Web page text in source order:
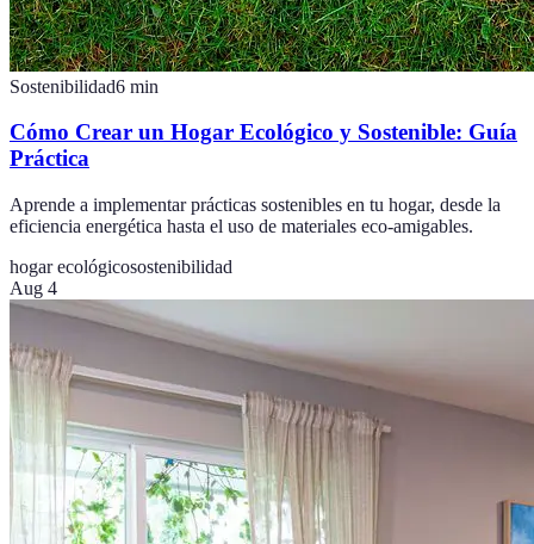
Sostenibilidad6 min
Cómo Crear un Hogar Ecológico y Sostenible: Guía
Práctica
Aprende a implementar prácticas sostenibles en tu hogar, desde la
eficiencia energética hasta el uso de materiales eco-amigables.
hogar ecológicosostenibilidad
Aug 4